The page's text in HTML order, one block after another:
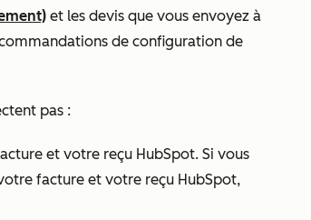
et les devis que vous envoyez à
de configuration de
pas :
et votre reçu HubSpot. Si vous
facture et votre reçu HubSpot,